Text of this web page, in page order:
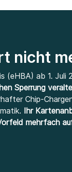
nicht
(eHBA) ab 1. Juli
Sperrung
Chip-
Ihr
mehrfach